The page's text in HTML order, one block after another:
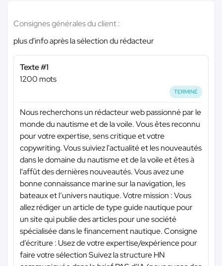
Consignes générales du client :
plus d'info après la sélection du rédacteur
Texte #1
1200 mots
TERMINÉ
Nous recherchons un rédacteur web passionné par le
monde du nautisme et de la voile. Vous êtes reconnu
pour votre expertise, sens critique et votre
copywriting. Vous suiviez l'actualité et les nouveautés
dans le domaine du nautisme et de la voile et êtes à
l'affût des dernières nouveautés. Vous avez une
bonne connaissance marine sur la navigation, les
bateaux et l’univers nautique. Votre mission : Vous
allez rédiger un article de type guide nautique pour
un site qui publie des articles pour une société
spécialisée dans le financement nautique. Consigne
d’écriture : Usez de votre expertise/expérience pour
faire votre sélection Suivez la structure HN